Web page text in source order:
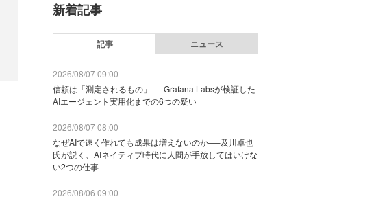
新着記事
記事 ニュース
2026/08/07 09:00
信頼は「測定されるもの」──Grafana Labsが検証した
AIエージェント実用化までの6つの疑い
2026/08/07 08:00
なぜAIで速く作れても成果は増えないのか──及川卓也
氏が説く、AIネイティブ時代に人間が手放してはいけな
い2つの仕事
2026/08/06 09:00